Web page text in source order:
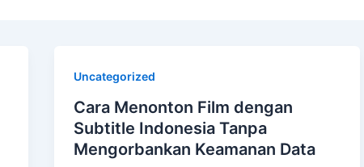
Uncategorized
Cara Menonton Film dengan
Subtitle Indonesia Tanpa
Mengorbankan Keamanan Data